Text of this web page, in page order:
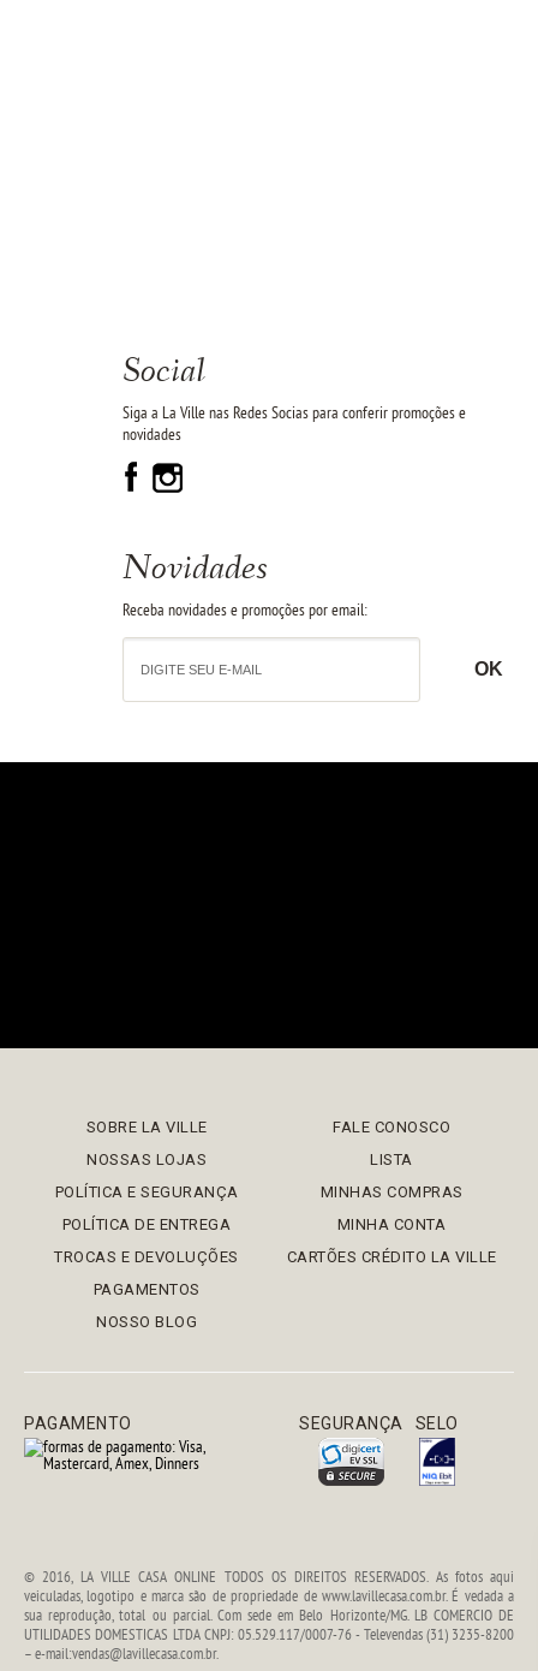
Social
Siga a La Ville nas Redes Socias para conferir promoções e
novidades
Novidades
Receba novidades e promoções por email:
SOBRE LA VILLE
NOSSAS LOJAS
POLÍTICA E SEGURANÇA
POLÍTICA DE ENTREGA
TROCAS E DEVOLUÇÕES
PAGAMENTOS
NOSSO BLOG
FALE CONOSCO
LISTA
MINHAS COMPRAS
MINHA CONTA
CARTÕES CRÉDITO LA VILLE
PAGAMENTO SEGURANÇA SELO
© 2016, LA VILLE CASA ONLINE TODOS OS DIREITOS RESERVADOS. As fotos aqui
veiculadas, logotipo e marca são de propriedade de www.lavillecasa.com.br. É vedada a
sua reprodução, total ou parcial. Com sede em Belo Horizonte/MG. LB COMERCIO DE
UTILIDADES DOMESTICAS LTDA CNPJ: 05.529.117/0007-76 - Televendas (31) 3235-8200
– e-mail:vendas@lavillecasa.com.br.